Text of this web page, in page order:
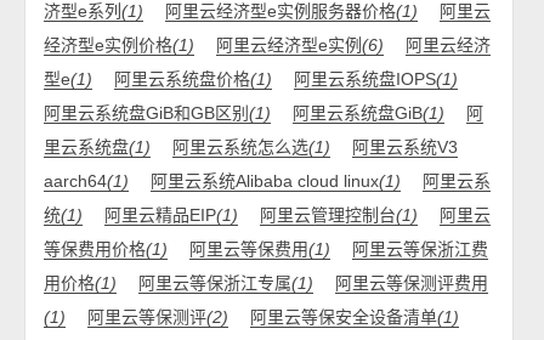
济型e系列(1) 阿里云经济型e实例服务器价格(1)
阿里云
经济型e实例价格(1) 阿里云经济型e实例(6)
阿里云经济
型e(1) 阿里云系统盘价格(1) 阿里云系统盘IOPS(1)
阿里云系统盘GiB和GB区别(1) 阿里云系统盘GiB(1)
阿
里云系统盘(1) 阿里云系统怎么选(1)
阿里云系统V3
aarch64(1) 阿里云系统Alibaba cloud linux(1)
阿里云系
统(1) 阿里云精品EIP(1) 阿里云管理控制台(1)
阿里云
等保费用价格(1) 阿里云等保费用(1)
阿里云等保浙江费
用价格(1) 阿里云等保浙江专属(1)
阿里云等保测评费用
(1)
阿里云等保测评(2) 阿里云等保安全设备清单(1)